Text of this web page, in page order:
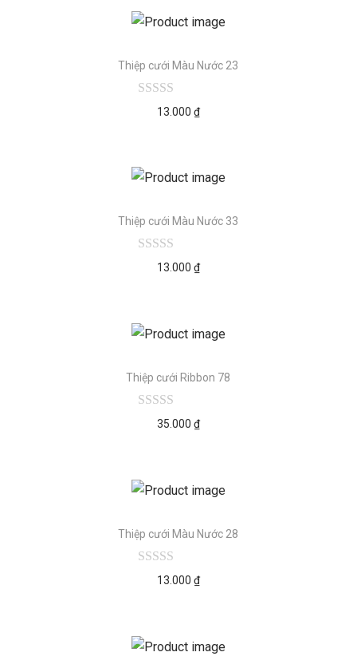
Thiệp cưới Màu Nước 23
13.000 ₫
Thiệp cưới Màu Nước 33
13.000 ₫
Thiệp cưới Ribbon 78
35.000 ₫
Thiệp cưới Màu Nước 28
13.000 ₫